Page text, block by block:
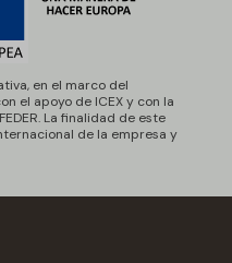
en el marco del
el apoyo de ICEX y con la
La finalidad de este
de la empresa y